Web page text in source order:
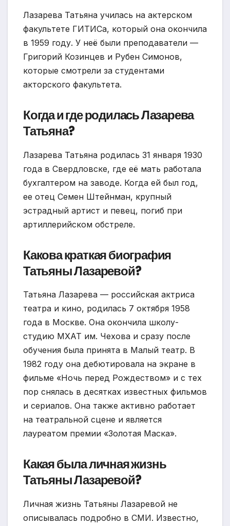
Лазарева Татьяна училась на актерском
факультете ГИТИСа, который она окончила
в 1959 году. У неё были преподаватели —
Григорий Козинцев и Рубен Симонов,
которые смотрели за студентами
акторского факультета.
Когда и где родилась Лазарева
Татьяна?
Лазарева Татьяна родилась 31 января 1930
года в Свердловске, где её мать работала
бухгалтером на заводе. Когда ей был год,
ее отец Семен Штейнман, крупный
эстрадный артист и певец, погиб при
артиллерийском обстреле.
Какова краткая биография
Татьяны Лазаревой?
Татьяна Лазарева — российская актриса
театра и кино, родилась 7 октября 1958
года в Москве. Она окончила школу-
студию МХАТ им. Чехова и сразу после
обучения была принята в Малый театр. В
1982 году она дебютировала на экране в
фильме «Ночь перед Рождеством» и с тех
пор снялась в десятках известных фильмов
и сериалов. Она также активно работает
на театральной сцене и является
лауреатом премии «Золотая Маска».
Какая была личная жизнь
Татьяны Лазаревой?
Личная жизнь Татьяны Лазаревой не
описывалась подробно в СМИ. Известно,